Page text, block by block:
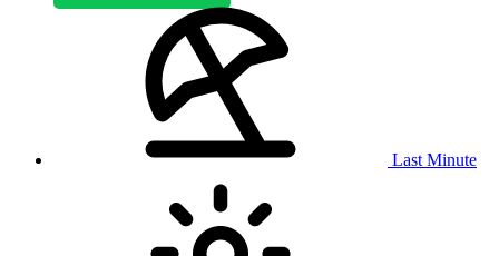
Last Minute